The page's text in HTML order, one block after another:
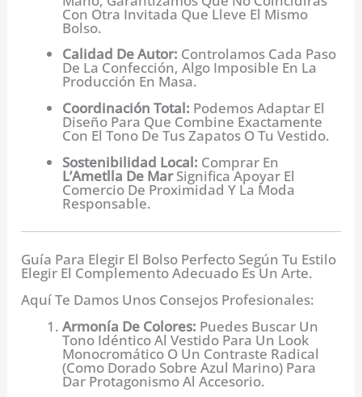
Con Otra Invitada Que Lleve El Mismo
Bolso.
Calidad De Autor: Controlamos Cada Paso
De La Confección, Algo Imposible En La
Producción En Masa.
Coordinación Total: Podemos Adaptar El
Diseño Para Que Combine Exactamente
Con El Tono De Tus Zapatos O Tu Vestido.
Sostenibilidad Local: Comprar En
L’Ametlla De MarSignifica Apoyar El
Comercio De Proximidad Y La Moda
Responsable.
Guía Para Elegir El Bolso Perfecto Según Tu Estilo
Elegir El Complemento Adecuado Es Un Arte.
Aquí Te Damos Unos Consejos Profesionales:
Armonía De Colores: Puedes Buscar Un
Tono Idéntico Al Vestido Para Un Look
Monocromático O Un Contraste Radical
(como Dorado Sobre Azul Marino) Para
Dar Protagonismo Al Accesorio.